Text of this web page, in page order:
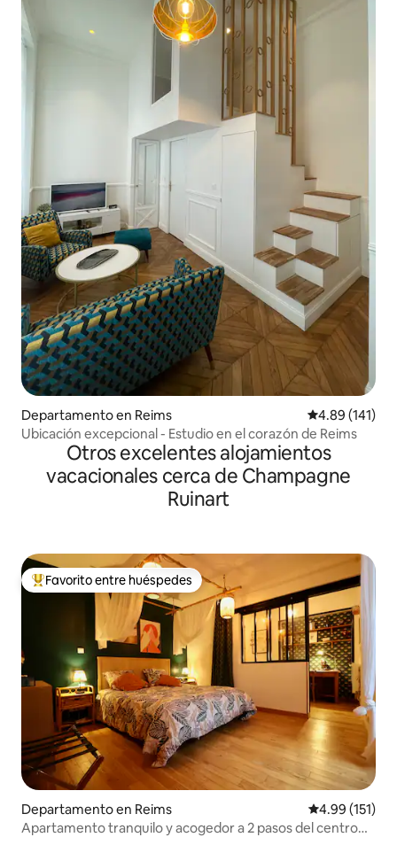
Departamento en Reims Calificación
4.89 (141)
Ubicación excepcional - Estudio en el corazón de Reims
Otros excelentes alojamientos
vacacionales cerca de Champagne
Ruinart
De los mejores en Favorito entre huéspedes
Favorito entre huéspedes
Departamento en Reims Calificación
4.99 (151)
Apartamento tranquilo y acogedor a 2 pasos del centro